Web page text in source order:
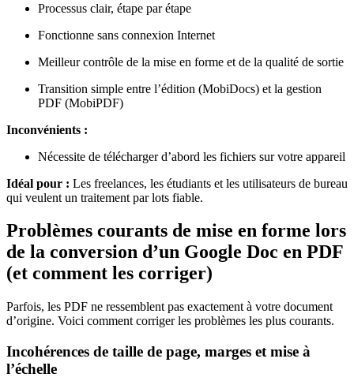
Processus clair, étape par étape
Fonctionne sans connexion Internet
Meilleur contrôle de la mise en forme et de la qualité de sortie
Transition simple entre l’édition (MobiDocs) et la gestion
PDF (MobiPDF)
Inconvénients :
Nécessite de télécharger d’abord les fichiers sur votre appareil
Idéal pour : Les freelances, les étudiants et les utilisateurs de bureau
qui veulent un traitement par lots fiable.
Problèmes courants de mise en forme lors
de la conversion d’un Google Doc en PDF
(et comment les corriger)
Parfois, les PDF ne ressemblent pas exactement à votre document
d’origine. Voici comment corriger les problèmes les plus courants.
Incohérences de taille de page, marges et mise à
l’échelle